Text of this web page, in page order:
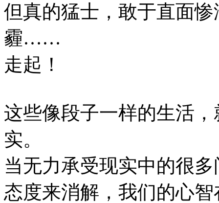
但真的猛士，敢于直面
霾……
走起！
这些像段子一样的生活
实。
当无力承受现实中的很
态度来消解，我们的心